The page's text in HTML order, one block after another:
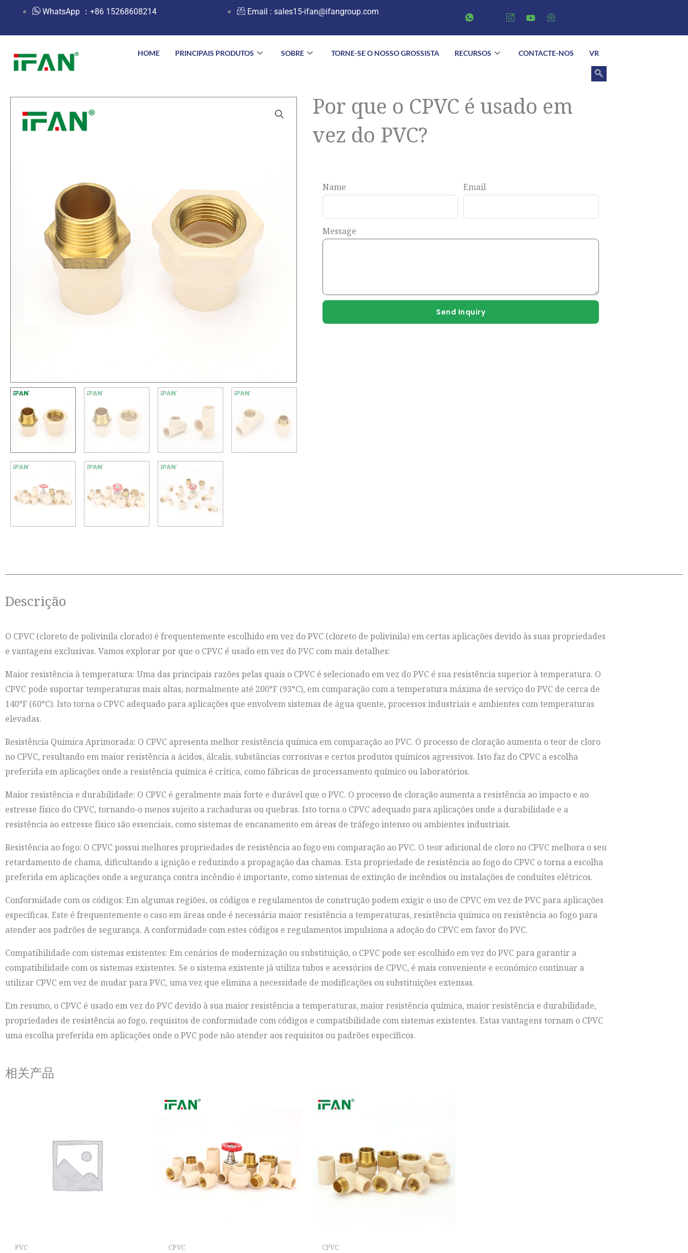
内
WhatsApp ：+86 15268608214 Email : sales15-ifan@ifangroup.com
HOME PRINCIPAIS PRODUTOS SOBRE TORNE-SE O NOSSO GROSSISTA RECURSOS CONTACTE-NOS VR
Por que o CPVC é usado em
vez do PVC?
Name Email
Message
Send Inquiry
Descrição
O CPVC (cloreto de polivinila clorado) é frequentemente escolhido em vez do PVC (cloreto de polivinila) em certas aplicações devido às suas propriedades
e vantagens exclusivas. Vamos explorar por que o CPVC é usado em vez do PVC com mais detalhes:
Maior resistência à temperatura: Uma das principais razões pelas quais o CPVC é selecionado em vez do PVC é sua resistência superior à temperatura. O
CPVC pode suportar temperaturas mais altas, normalmente até 200°F (93°C), em comparação com a temperatura máxima de serviço do PVC de cerca de
140°F (60°C). Isto torna o CPVC adequado para aplicações que envolvem sistemas de água quente, processos industriais e ambientes com temperaturas
elevadas.
Resistência Química Aprimorada: O CPVC apresenta melhor resistência química em comparação ao PVC. O processo de cloração aumenta o teor de cloro
no CPVC, resultando em maior resistência a ácidos, álcalis, substâncias corrosivas e certos produtos químicos agressivos. Isto faz do CPVC a escolha
preferida em aplicações onde a resistência química é crítica, como fábricas de processamento químico ou laboratórios.
Maior resistência e durabilidade: O CPVC é geralmente mais forte e durável que o PVC. O processo de cloração aumenta a resistência ao impacto e ao
estresse físico do CPVC, tornando-o menos sujeito a rachaduras ou quebras. Isto torna o CPVC adequado para aplicações onde a durabilidade e a
resistência ao estresse físico são essenciais, como sistemas de encanamento em áreas de tráfego intenso ou ambientes industriais.
Resistência ao fogo: O CPVC possui melhores propriedades de resistência ao fogo em comparação ao PVC. O teor adicional de cloro no CPVC melhora o seu
retardamento de chama, dificultando a ignição e reduzindo a propagação das chamas. Esta propriedade de resistência ao fogo do CPVC o torna a escolha
preferida em aplicações onde a segurança contra incêndio é importante, como sistemas de extinção de incêndios ou instalações de conduítes elétricos.
Conformidade com os códigos: Em algumas regiões, os códigos e regulamentos de construção podem exigir o uso de CPVC em vez de PVC para aplicações
específicas. Este é frequentemente o caso em áreas onde é necessária maior resistência a temperaturas, resistência química ou resistência ao fogo para
atender aos padrões de segurança. A conformidade com estes códigos e regulamentos impulsiona a adoção do CPVC em favor do PVC.
Compatibilidade com sistemas existentes: Em cenários de modernização ou substituição, o CPVC pode ser escolhido em vez do PVC para garantir a
compatibilidade com os sistemas existentes. Se o sistema existente já utiliza tubos e acessórios de CPVC, é mais conveniente e económico continuar a
utilizar CPVC em vez de mudar para PVC, uma vez que elimina a necessidade de modificações ou substituições extensas.
Em resumo, o CPVC é usado em vez do PVC devido à sua maior resistência a temperaturas, maior resistência química, maior resistência e durabilidade,
propriedades de resistência ao fogo, requisitos de conformidade com códigos e compatibilidade com sistemas existentes. Estas vantagens tornam o CPVC
uma escolha preferida em aplicações onde o PVC pode não atender aos requisitos ou padrões específicos.
相关产品
PVC CPVC CPVC